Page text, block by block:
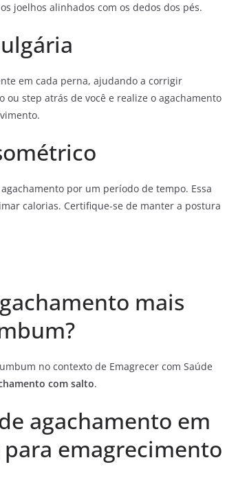
joelhos alinhados com os dedos dos pés.
em cada perna, ajudando a corrigir
step atrás de você e realize o agachamento
por um período de tempo. Essa
calorias. Certifique-se de manter a postura
mais
no contexto de Emagrecer com Saúde
com salto.
agachamento em
emagrecimento